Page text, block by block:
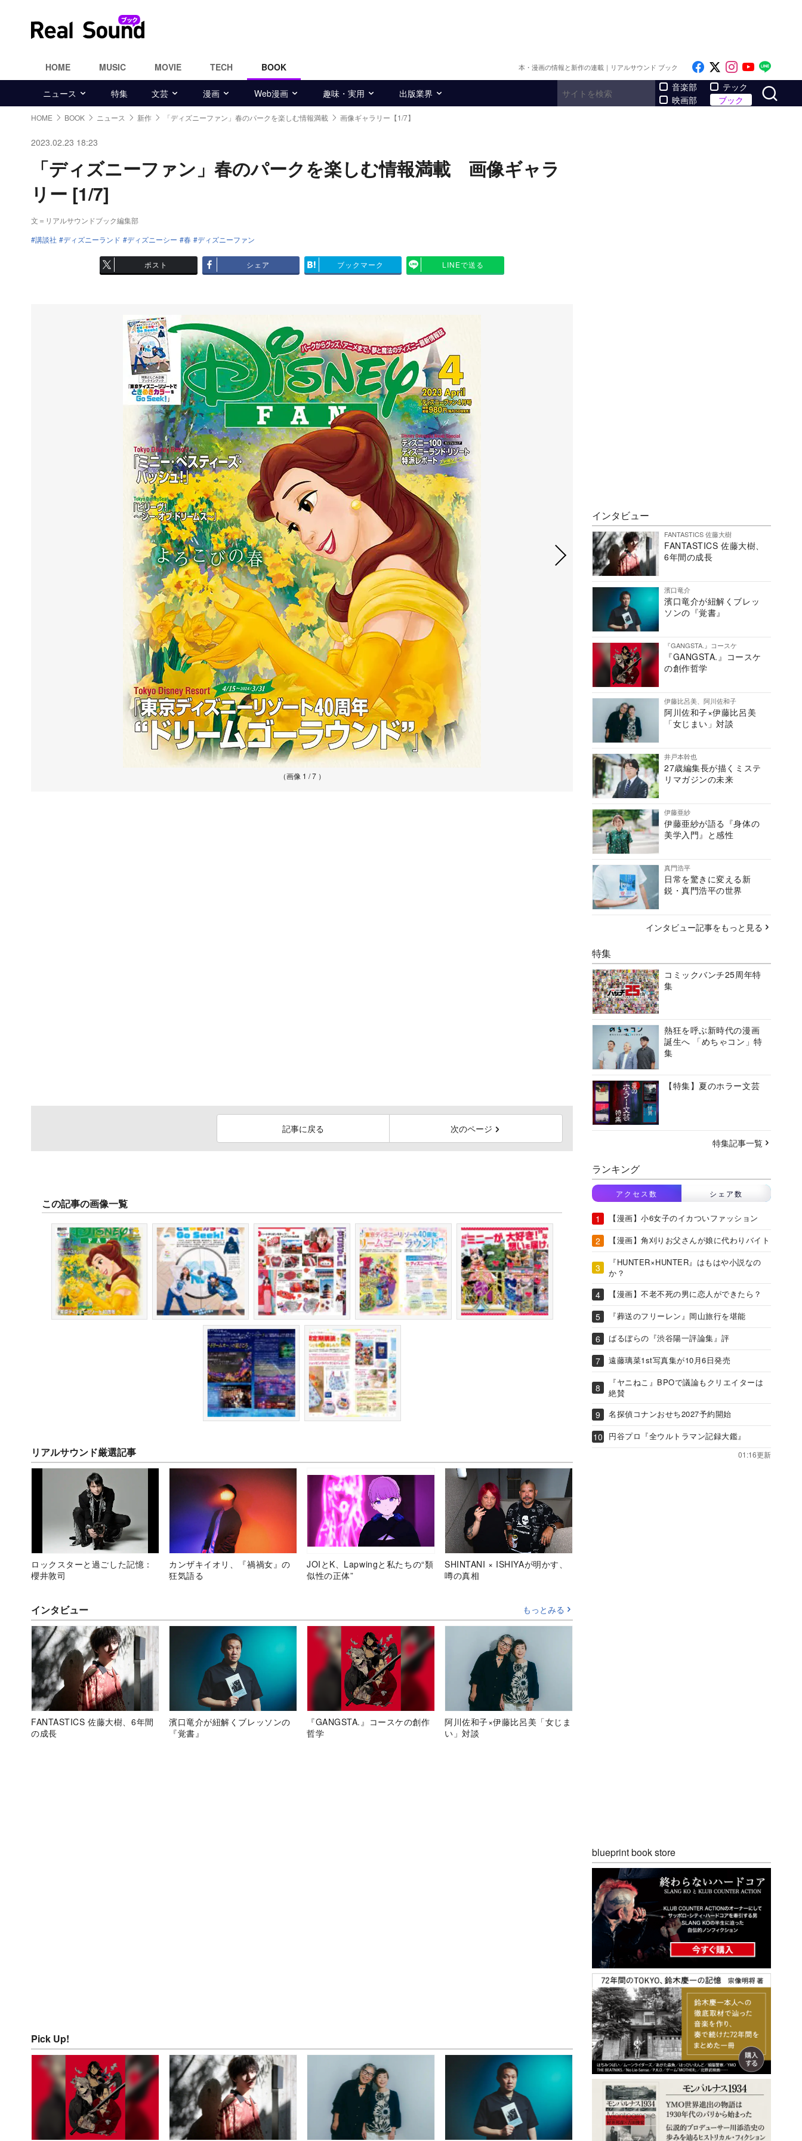
HOME MUSIC MOVIE TECH BOOK 本・漫画の情報と新作の連載｜リアルサウンド ブック Like on Facebook
Follow on x
Follow on
Follow
ニュース 特集 文芸 漫画 Web漫画 趣味・実用 出版業界
音楽部
映画部
テック
ブック
HOME BOOK ニュース 新作 「ディズニーファン」春のパークを楽しむ情報満載 画像ギャラリー【1/7】
2023.02.23 18:23
「ディズニーファン」春のパークを楽しむ情報満載 画像ギャラ
リー [1/7]
文＝リアルサウンドブック編集部
講談社
ディズニーランド ディズニーシー 春 ディズニーファン
ポスト シェア ブックマーク LINEで送る
（画像 1 / 7 ）
記事に戻る 次のページ
この記事の画像一覧
リアルサウンド厳選記事
ロックスターと過ごした記憶：
櫻井敦司
カンザキイオリ、『禍禍女』の
狂気語る
JOIとK、Lapwingと私たちの“類
似性の正体”
SHINTANI × ISHIYAが明かす、
噂の真相
インタビュー もっとみる
FANTASTICS 佐藤大樹、6年間
の成長
濱口竜介が紐解くブレッソンの
『覚書』
『GANGSTA.』コースケの創作
哲学
阿川佐和子×伊藤比呂美「女じま
い」対談
Pick Up!
インタビュー
FANTASTICS 佐藤大樹
FANTASTICS 佐藤大樹、
6年間の成長
濱口竜介
濱口竜介が紐解くブレッ
ソンの『覚書』
『GANGSTA.』コースケ
『GANGSTA.』コースケ
の創作哲学
伊藤比呂美、阿川佐和子
阿川佐和子×伊藤比呂美
「女じまい」対談
井戸本幹也
27歳編集長が描くミステ
リマガジンの未来
伊藤亜紗
伊藤亜紗が語る『身体の
美学入門』と感性
真門浩平
日常を驚きに変える新
鋭・真門浩平の世界
インタビュー記事をもっと見る
特集
コミックバンチ25周年特
集
熱狂を呼ぶ新時代の漫画
誕生へ 「めちゃコン」特
集
【特集】夏のホラー文芸
特集記事一覧
ランキング
アクセス数 シェア数
【漫画】小6女子のイカついファッション
【漫画】角刈りお父さんが娘に代わりバイト
『HUNTER×HUNTER』はもはや小説なの
か？
【漫画】不老不死の男に恋人ができたら？
『葬送のフリーレン』岡山旅行を堪能
ばるぼらの『渋谷陽一評論集』評
遠藤璃菜1st写真集が10月6日発売
『ヤニねこ』BPOで議論もクリエイターは
絶賛
名探偵コナンおせち2027予約開始
円谷プロ『全ウルトラマン記録大鑑』
01:16更新
blueprint book store